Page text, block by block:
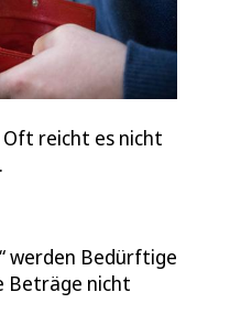
reicht es nicht
werden Bedürftige
Beträge nicht